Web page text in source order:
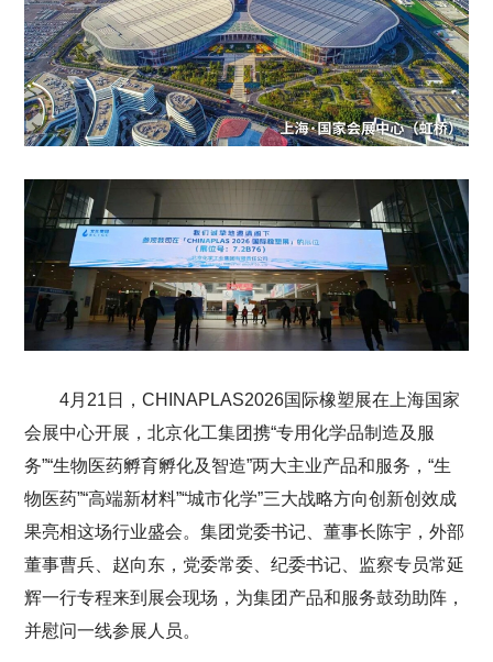
4月21日，CHINAPLAS2026国际橡塑展在上海国家
会展中心开展，北京化工集团携“专用化学品制造及服
务”“生物医药孵育孵化及智造”两大主业产品和服务，“生
物医药”“高端新材料”“城市化学”三大战略方向创新创效成
果亮相这场行业盛会。集团党委书记、董事长陈宇，外部
董事曹兵、赵向东，党委常委、纪委书记、监察专员常延
辉一行专程来到展会现场，为集团产品和服务鼓劲助阵，
并慰问一线参展人员。